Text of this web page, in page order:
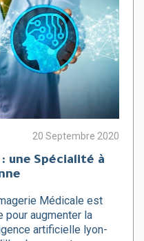
20 Septembre 2020
une Spécialité à
Médicale est
pour augmenter la
artificielle lyon-